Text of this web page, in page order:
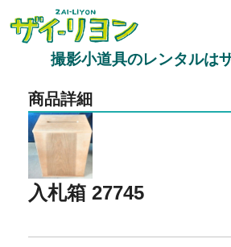
撮影小道具のレンタルは
商品詳細
入札箱 27745